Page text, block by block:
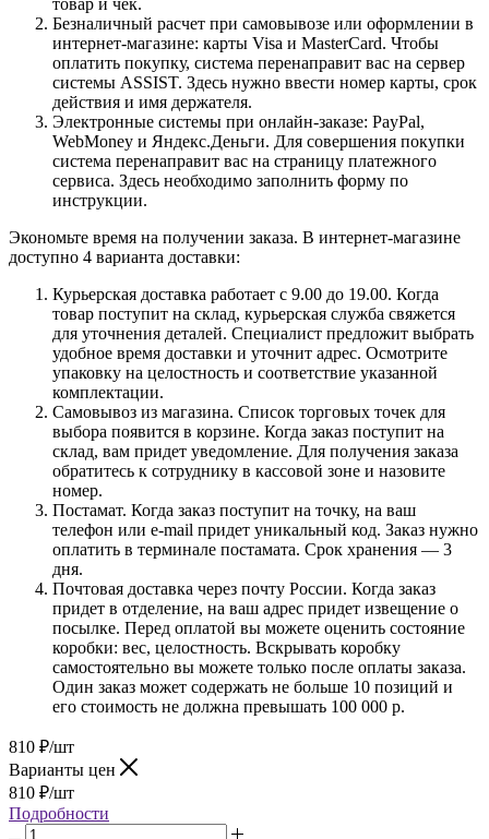
Безналичный расчет при самовывозе или оформлении в
интернет-магазине: карты Visa и MasterCard. Чтобы
оплатить покупку, система перенаправит вас на сервер
системы ASSIST. Здесь нужно ввести номер карты, срок
действия и имя держателя.
Электронные системы при онлайн-заказе: PayPal,
WebMoney и Яндекс.Деньги. Для совершения покупки
система перенаправит вас на страницу платежного
сервиса. Здесь необходимо заполнить форму по
инструкции.
Экономьте время на получении заказа. В интернет-магазине
доступно 4 варианта доставки:
Курьерская доставка работает с 9.00 до 19.00. Когда
товар поступит на склад, курьерская служба свяжется
для уточнения деталей. Специалист предложит выбрать
удобное время доставки и уточнит адрес. Осмотрите
упаковку на целостность и соответствие указанной
комплектации.
Самовывоз из магазина. Список торговых точек для
выбора появится в корзине. Когда заказ поступит на
склад, вам придет уведомление. Для получения заказа
обратитесь к сотруднику в кассовой зоне и назовите
номер.
Постамат. Когда заказ поступит на точку, на ваш
телефон или e-mail придет уникальный код. Заказ нужно
оплатить в терминале постамата. Срок хранения — 3
дня.
Почтовая доставка через почту России. Когда заказ
придет в отделение, на ваш адрес придет извещение о
посылке. Перед оплатой вы можете оценить состояние
коробки: вес, целостность. Вскрывать коробку
самостоятельно вы можете только после оплаты заказа.
Один заказ может содержать не больше 10 позиций и
его стоимость не должна превышать 100 000 р.
810 ₽/шт
Варианты цен
810 ₽/шт
Подробности